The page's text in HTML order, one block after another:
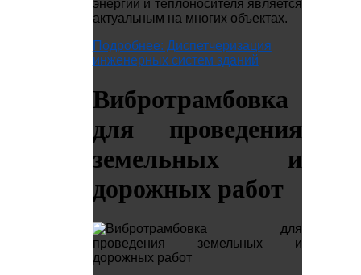
энергии и теплоносителя является
актуальным на многих объектах.
Подробнее: Диспетчеризация
инженерных систем зданий
Вибротрамбовка
для проведения
земельных и
дорожных работ